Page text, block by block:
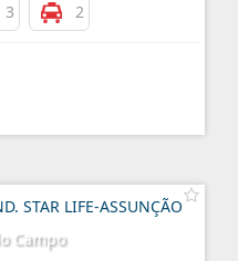
3 2
STAR LIFE-ASSUNÇÃO
Campo